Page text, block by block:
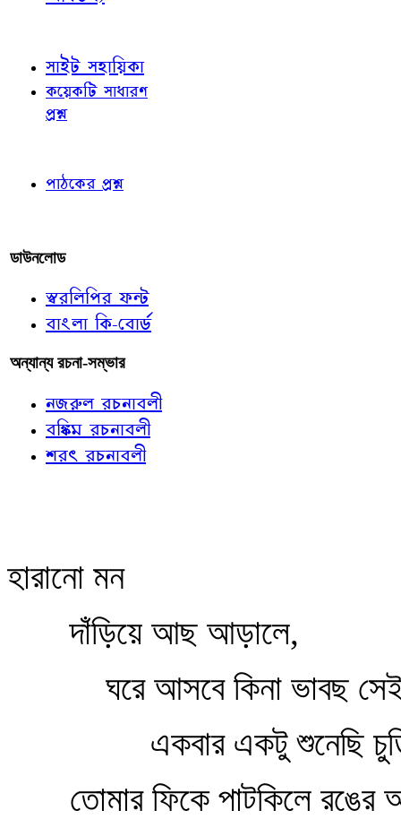
সাইট সহায়িকা
কয়েকটি সাধারণ
প্রশ্ন
পাঠকের প্রশ্ন
ডাউনলোড
স্বরলিপির ফন্ট
বাংলা কি-বোর্ড
অন্যান্য রচনা-সম্ভার
নজরুল রচনাবলী
বঙ্কিম রচনাবলী
শরৎ রচনাবলী
হারানো মন
দাঁড়িয়ে আছ আড়ালে,
ঘরে আসবে কিনা ভাবছ
একবার একটু শুনেছি
তোমার ফিকে পাটকিলে রঙের